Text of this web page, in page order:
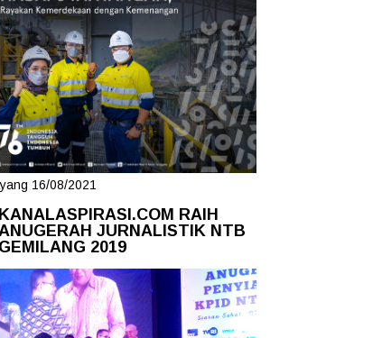
16/08/2021
KANALASPIRASI.COM RAIH
JURNALISTIK NTB
GEMILANG 2019